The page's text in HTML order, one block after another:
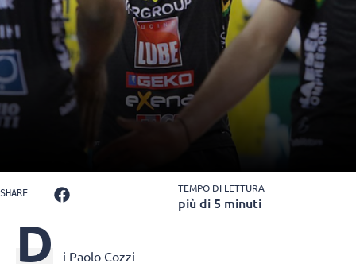
SHARE TEMPO DI LETTURA
più di 5 minuti
D i Paolo Cozzi